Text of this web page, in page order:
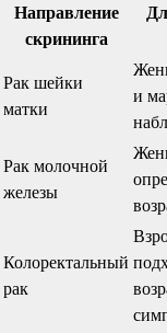
Направление
скрининга
Рак шейки
матки
и
Рак молочной
железы
Колоректальный
рак